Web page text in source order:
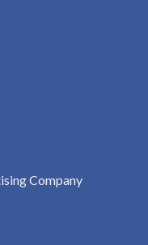
Company